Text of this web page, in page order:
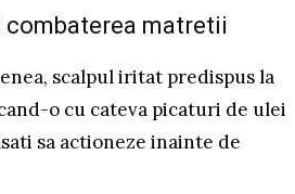
combaterea matretii
scalpul iritat predispus la
o cu cateva picaturi de ulei
sa actioneze inainte de